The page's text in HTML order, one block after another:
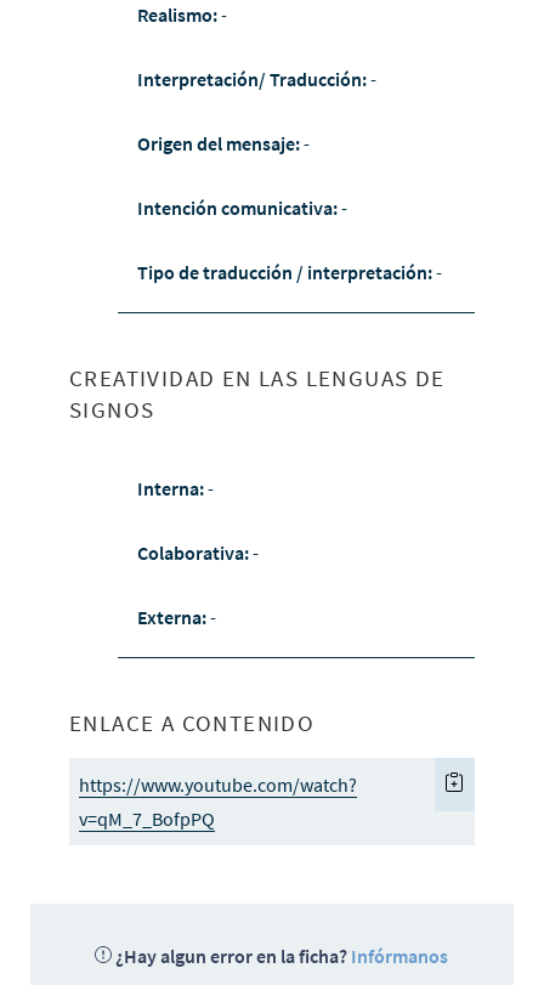
Realismo:-
Interpretación/ Traducción:-
Origen del mensaje:-
Intención comunicativa:-
Tipo de traducción / interpretación:-
CREATIVIDAD EN LAS LENGUAS DE
SIGNOS
Interna:-
Colaborativa:-
Externa:-
ENLACE A CONTENIDO
https://www.youtube.com/watch?
v=qM_7_BofpPQ
¿Hay algun error en la ficha? Infórmanos